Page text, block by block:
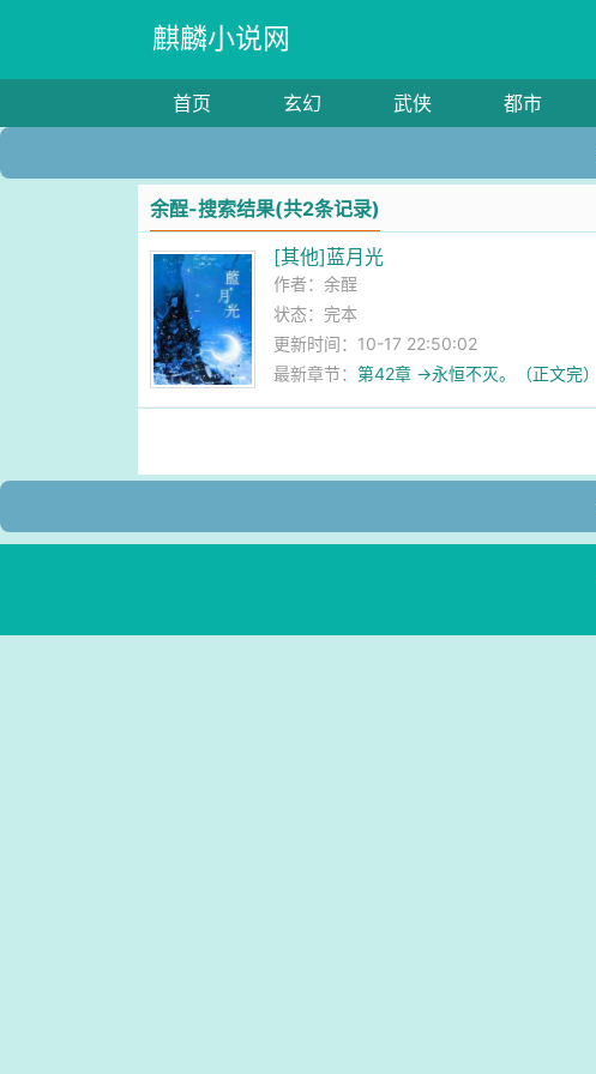
麒麟小说网
首页 玄幻 武侠 都市
余酲-搜索结果(共2条记录)
[其他]蓝月光
作者：余酲
状态：完本
更新时间：10-17 22:50:02
最新章节：第42章 →永恒不灭。（正文完）